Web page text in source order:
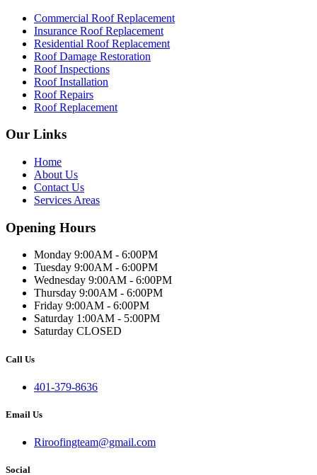
Commercial Roof Replacement
Insurance Roof Replacement
Residential Roof Replacement
Roof Damage Restoration
Roof Inspections
Roof Installation
Roof Repairs
Roof Replacement
Our Links
Home
About Us
Contact Us
Services Areas
Opening Hours
Monday 9:00AM - 6:00PM
Tuesday 9:00AM - 6:00PM
Wednesday 9:00AM - 6:00PM
Thursday 9:00AM - 6:00PM
Friday 9:00AM - 6:00PM
Saturday 1:00AM - 5:00PM
Saturday CLOSED
Call Us
401-379-8636
Email Us
Riroofingteam@gmail.com
Social